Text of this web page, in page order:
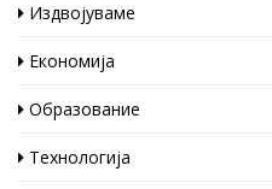
Издвојуваме
Економија
Образование
Технологија